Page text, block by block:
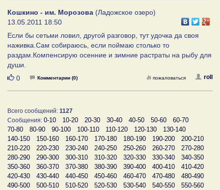
Кошкино - им. Морозова (Ладожское озеро)
13.05.2011 18:50
Если бы сетьми ловил, другой разговор, тут удочка да своя
наживка.Сам собираюсь, если поймаю столько то
раздам.Компенсирую осенние и зимние растраты на рыбу для
души.
Нравится
0 Комментарии (0) roll
пожаловаться
Всего сообщений: 1127
Сообщения: 0-10 10-20 20-30 30-40 40-50 50-60
60-70
70-80
80-90 90-100 100-110 110-120 120-130
130-140
140-150
150-160 160-170 170-180 180-190 190-200
200-210
210-220
220-230 230-240 240-250 250-260 260-270
270-280
280-290
290-300 300-310 310-320 320-330 330-340
340-350
350-360
360-370 370-380 380-390 390-400 400-410
410-420
420-430
430-440 440-450 450-460 460-470 470-480
480-490
490-500
500-510 510-520 520-530 530-540 540-550
550-560